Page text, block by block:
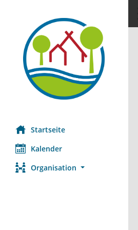
Startseite
Kalender
Organisation